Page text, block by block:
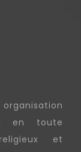
en toute
et